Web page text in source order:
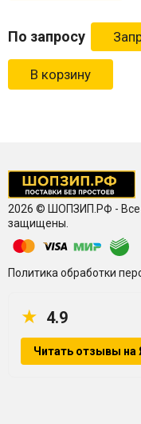
По запросу
В корзину
2026 © ШОПЗИП.РФ - Все
защищены.
Политика обработки
★ 4.9
Читать отзывы на